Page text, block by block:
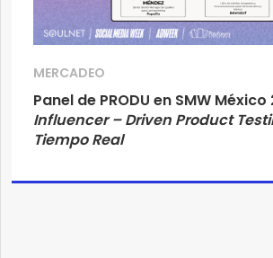
MERCADEO
Panel de PRODU en SMW México
Influencer – Driven Product
Tiempo Real